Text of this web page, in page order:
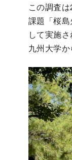
この調査
課題「桜
して実施
九州大学